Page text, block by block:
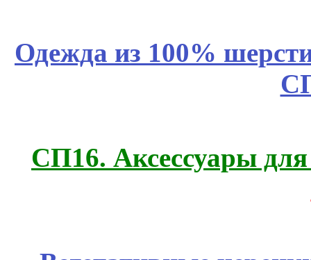
Одежда из 100%
СП16. Аксессуары